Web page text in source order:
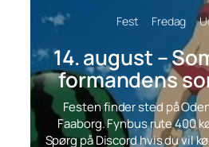
Fest Fredag
14. august –
formandens
Festen finder sted på
Faaborg. Fynbus rute 400
Spørg på Discord hvis du vil